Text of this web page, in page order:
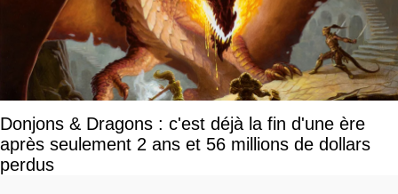
Donjons & Dragons : c'est déjà la fin d'une ère
après seulement 2 ans et 56 millions de dollars
perdus